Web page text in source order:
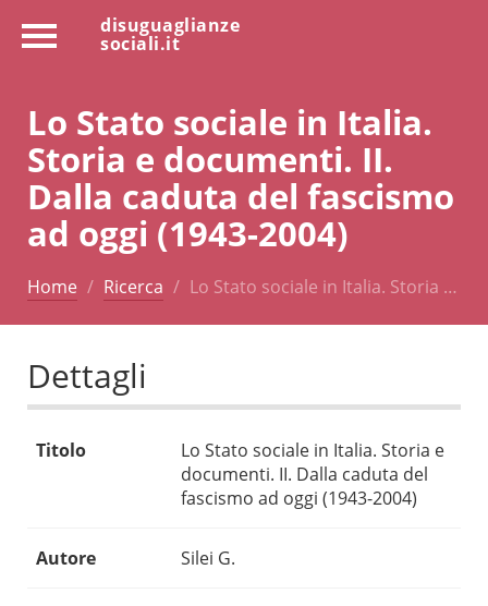
disuguaglianze
sociali.it
Lo Stato sociale in Italia.
Storia e documenti. II.
Dalla caduta del fascismo
ad oggi (1943-2004)
Home Ricerca Lo Stato sociale in Italia. Storia …
Dettagli
Titolo
Lo Stato sociale in Italia. Storia e
documenti. II. Dalla caduta del
fascismo ad oggi (1943-2004)
Autore Silei G.